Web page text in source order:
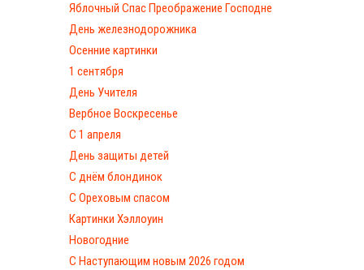
Яблочный Спас Преображение Господне
День железнодорожника
Осенние картинки
1 сентября
День Учителя
Вербное Воскресенье
С 1 апреля
День защиты детей
С днём блондинок
С Ореховым спасом
Картинки Хэллоуин
Новогодние
С Наступающим новым 2026 годом